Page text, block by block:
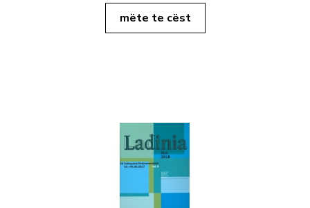
mëte te cëst